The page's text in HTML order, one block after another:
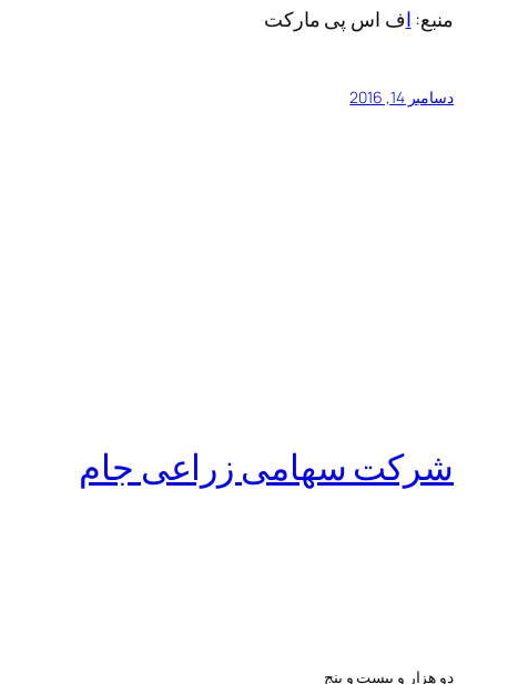
منبع: اف اس پی مارکت
دسامبر 14, 2016
شرکت سهامی زراعی جام
دو هزار و بیست و پنج